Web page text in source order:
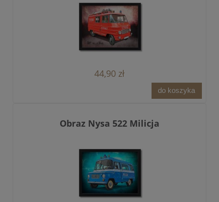
44,90 zł
do koszyka
Obraz Nysa 522 Milicja